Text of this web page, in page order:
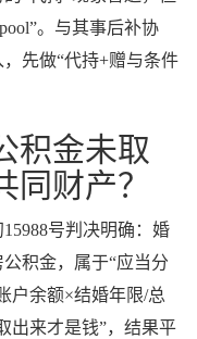
。与其事后补协
先做“代持+赠与条件
积金未取
财产？
号判决明确：婚
积金，属于“应当分
户余额×结婚年限/总
出来才是钱”，结果平